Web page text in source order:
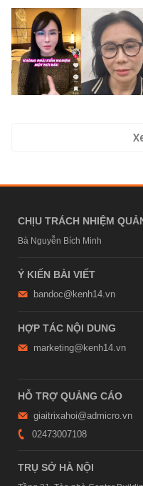
CHỊU TRÁCH NHIỆM
Bà Nguyễn Bích Minh
Ý KIẾN BÀI VIẾT
bandoc@kenh14.vn
HỢP TÁC NỘI DUNG
marketing@kenh14.vn
HỖ TRỢ QUẢNG CÁO
giaitrixahoi@admicro.vn
02473007108
TRỤ SỞ HÀ NỘI